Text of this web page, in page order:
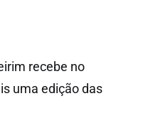
recebe no
uma edição das